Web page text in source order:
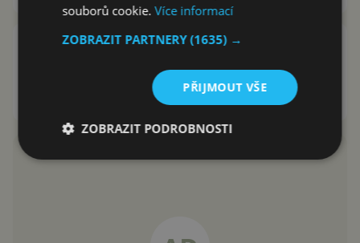
Xiaomi Mi Note 2 se zakřiveným
října
Karel Kilián18.10.2016
souborů cookie.Více informací
ZOBRAZIT PARTNERY(1635) →
PŘIJMOUT VŠE
ZOBRAZIT PODROBNOSTI